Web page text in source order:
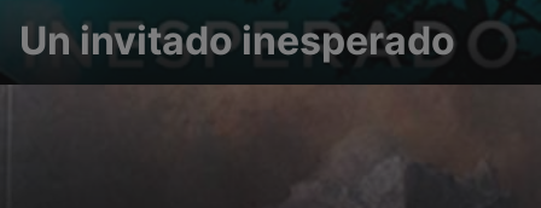
Un invitado inesperado